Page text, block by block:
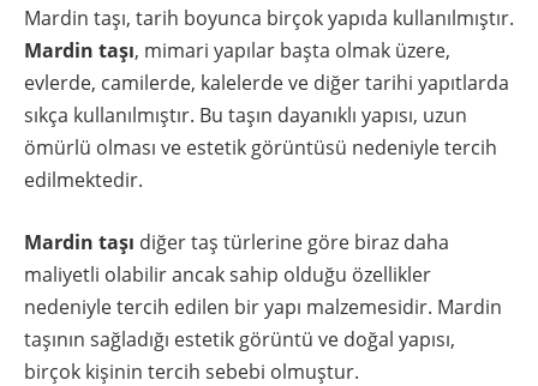
Mardin taşı, tarih boyunca birçok yapıda kullanılmıştır.
Mardin taşı, mimari yapılar başta olmak üzere,
evlerde, camilerde, kalelerde ve diğer tarihi yapıtlarda
sıkça kullanılmıştır. Bu taşın dayanıklı yapısı, uzun
ömürlü olması ve estetik görüntüsü nedeniyle tercih
edilmektedir.
Mardin taşı diğer taş türlerine göre biraz daha
maliyetli olabilir ancak sahip olduğu özellikler
nedeniyle tercih edilen bir yapı malzemesidir. Mardin
taşının sağladığı estetik görüntü ve doğal yapısı,
birçok kişinin tercih sebebi olmuştur.